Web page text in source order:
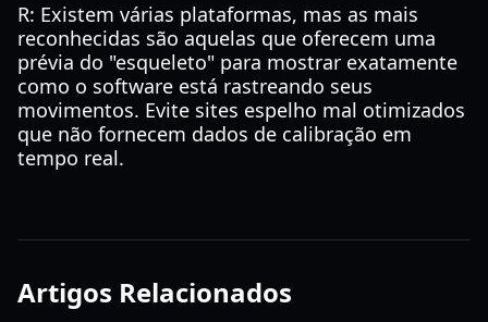
R: Existem várias plataformas, mas as mais
reconhecidas são aquelas que oferecem uma
prévia do "esqueleto" para mostrar exatamente
como o software está rastreando seus
movimentos. Evite sites espelho mal otimizados
que não fornecem dados de calibração em
tempo real.
Artigos Relacionados